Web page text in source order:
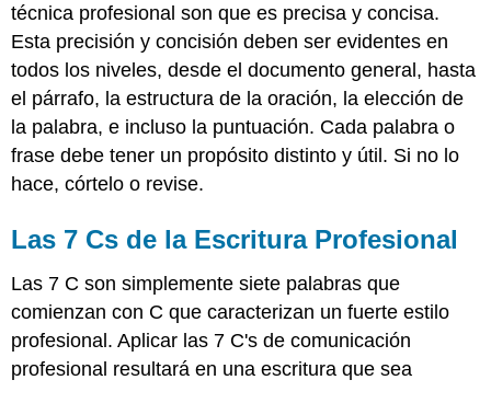
técnica profesional son que es precisa y concisa.
Esta precisión y concisión deben ser evidentes en
todos los niveles, desde el documento general, hasta
el párrafo, la estructura de la oración, la elección de
la palabra, e incluso la puntuación. Cada palabra o
frase debe tener un propósito distinto y útil. Si no lo
hace, córtelo o revise.
Las 7 Cs de la Escritura Profesional
Las 7 C son simplemente siete palabras que
comienzan con C que caracterizan un fuerte estilo
profesional. Aplicar las 7 C's de comunicación
profesional resultará en una escritura que sea